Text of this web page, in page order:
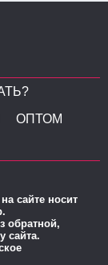
ОПТОМ
сайте носит
обратной,
сайта.